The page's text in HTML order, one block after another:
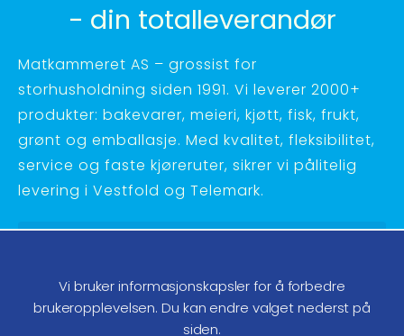
- din totalleverandør
Matkammeret AS – grossist for
storhusholdning siden 1991. Vi leverer 2000+
produkter: bakevarer, meieri, kjøtt, fisk, frukt,
grønt og emballasje. Med kvalitet, fleksibilitet,
service og faste kjøreruter, sikrer vi pålitelig
levering i Vestfold og Telemark.
Telefon:
35 58 48 70
ordre@matkammeret.no
Vi bruker informasjonskapsler for å forbedre
brukeropplevelsen. Du kan endre valget nederst på
siden.